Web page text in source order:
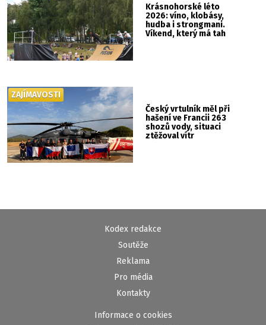
Krásnohorské léto
2026: víno, klobásy,
hudba i strongmani.
Víkend, který má tah
Český vrtulník měl při
hašení ve Francii 263
shozů vody, situaci
ztěžoval vítr
ZAJÍMAVOSTI
Kodex redakce
Soutěže
Reklama
Pro média
Kontakty
Informace o cookies